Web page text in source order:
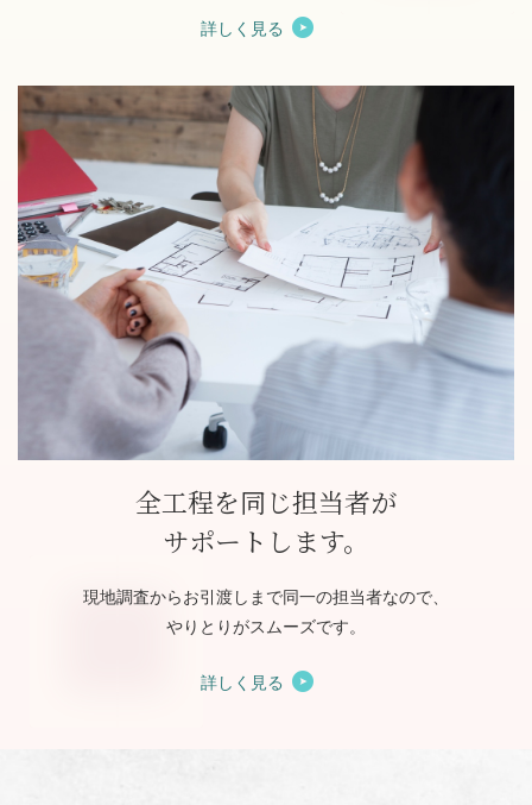
詳しく見る
全工程を同じ担当者が
サポートします。
現地調査からお引渡しまで同一の担当者なので、
やりとりがスムーズです。
詳しく見る